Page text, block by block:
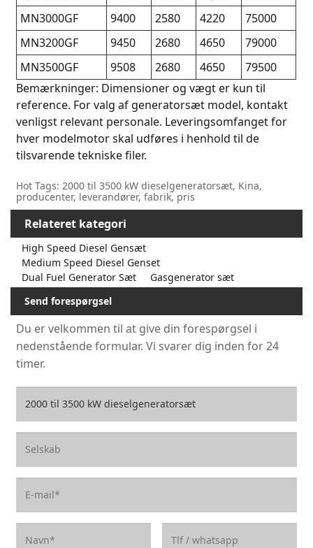
MN3000GF
9400 2580 4220
75000
MN3200GF
9450 2680 4650
79000
MN3500GF
9508 2680 4650
79500
Bemærkninger: Dimensioner og vægt er kun til
reference. For valg af generatorsæt model, kontakt
venligst relevant personale. Leveringsomfanget for
hver modelmotor skal udføres i henhold til de
tilsvarende tekniske filer.
Hot Tags: 2000 til 3500 kW dieselgeneratorsæt, Kina,
producenter, leverandører, fabrik, pris
Relateret kategori
High Speed ​​Diesel Gensæt
Medium Speed ​​Diesel Genset
Dual Fuel Generator Sæt
Gasgenerator sæt
Send forespørgsel
Du er velkommen til at give din forespørgsel i
nedenstående formular. Vi svarer dig inden for 24
timer.